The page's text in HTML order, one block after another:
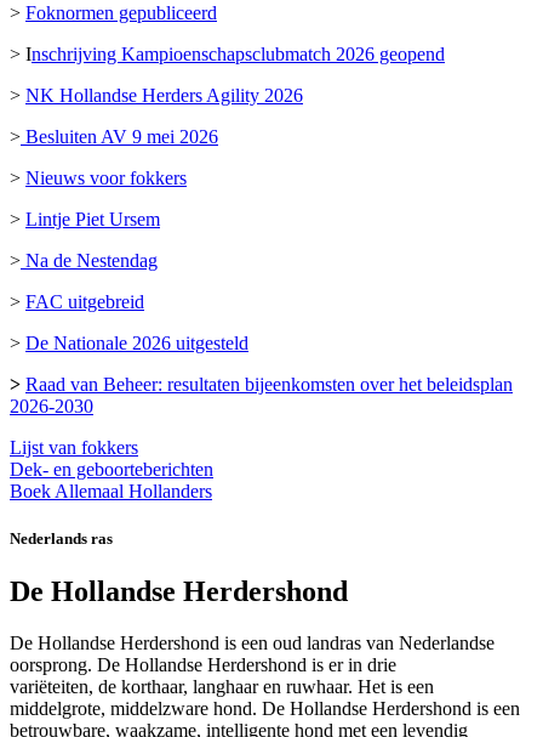
> Foknormen gepubliceerd
> Inschrijving Kampioenschapsclubmatch 2026 geopend
> NK Hollandse Herders Agility 2026
> Besluiten AV 9 mei 2026
> Nieuws voor fokkers
> Lintje Piet Ursem
> Na de Nestendag
> FAC uitgebreid
> De Nationale 2026 uitgesteld
> Raad van Beheer: resultaten bijeenkomsten over het beleidsplan
2026-2030
Lijst van fokkers
Dek- en geboorteberichten
Boek Allemaal Hollanders
Nederlands ras
De Hollandse Herdershond
De Hollandse Herdershond is een oud landras van Nederlandse
oorsprong. De Hollandse Herdershond is er in drie
variëteiten, de korthaar, langhaar en ruwhaar. Het is een
middelgrote, middelzware hond. De Hollandse Herdershond is een
betrouwbare, waakzame, intelligente hond met een levendig